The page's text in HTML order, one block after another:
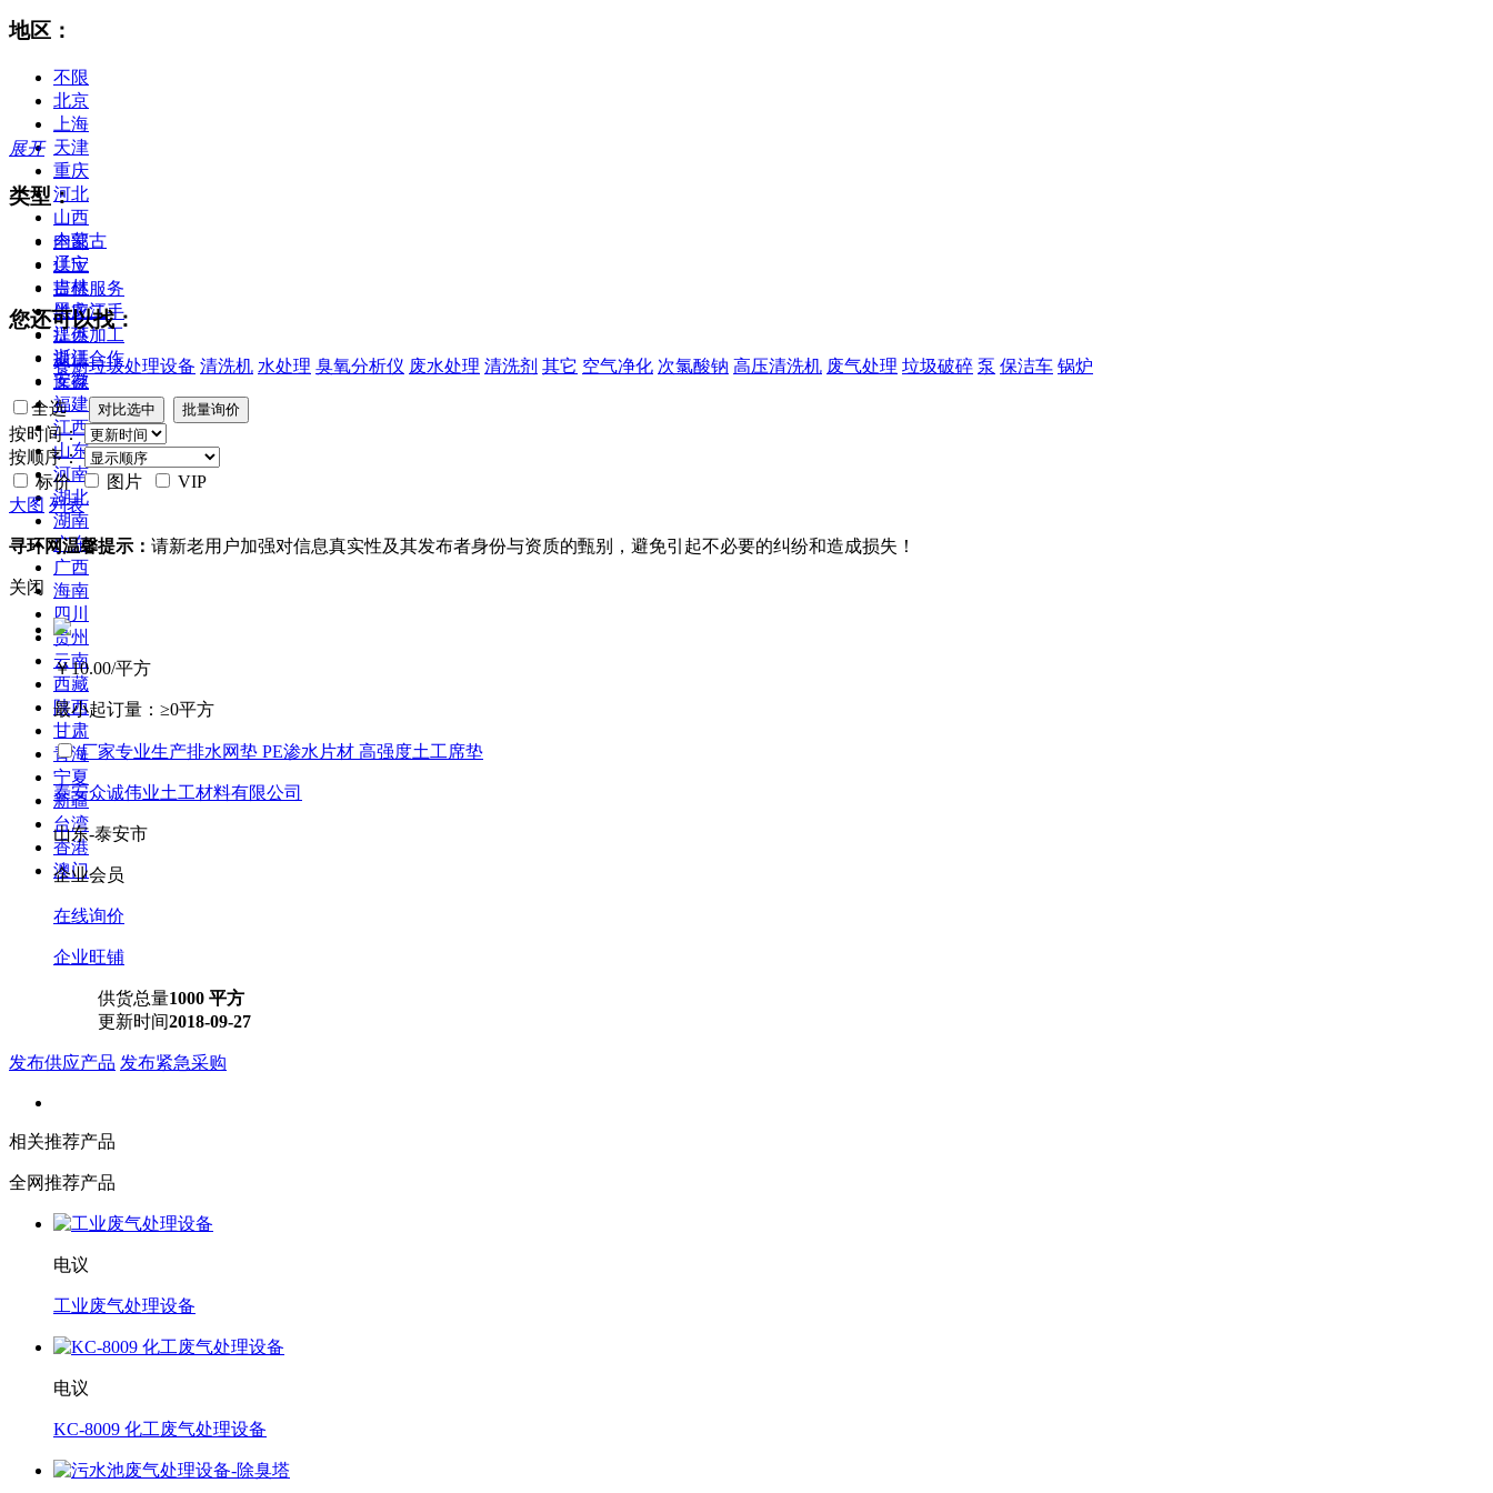
地区：
不限
北京
上海
天津
重庆
河北
山西
内蒙古
辽宁
吉林
黑龙江
江苏
浙江
安徽
福建
江西
山东
河南
湖北
湖南
广东
广西
海南
四川
贵州
云南
西藏
陕西
甘肃
青海
宁夏
新疆
台湾
香港
澳门
展开
类型：
全部
供应
提供服务
供应二手
提供加工
提供合作
库存
您还可以找：
餐厨垃圾处理设备 清洗机 水处理 臭氧分析仪 废水处理 清洗剂 其它 空气净化 次氯酸钠 高压清洗机 废气处理 垃圾破碎 泵 保洁车 锅炉
全选
按时间：
按顺序：
标价
图片
VIP
大图 列表
寻环网温馨提示： 请新老用户加强对信息真实性及其发布者身份与资质的甄别，避免引起不必要的纠纷和造成损失！
关闭
￥10.00/平方
最小起订量： ≥0平方
厂家专业生产排水网垫 PE渗水片材 高强度土工席垫
泰安众诚伟业土工材料有限公司
山东-泰安市
企业会员
在线询价
企业旺铺
供货总量1000 平方
更新时间2018-09-27
发布供应产品 发布紧急采购
相关推荐产品
全网推荐产品
电议
工业废气处理设备
电议
KC-8009 化工废气处理设备